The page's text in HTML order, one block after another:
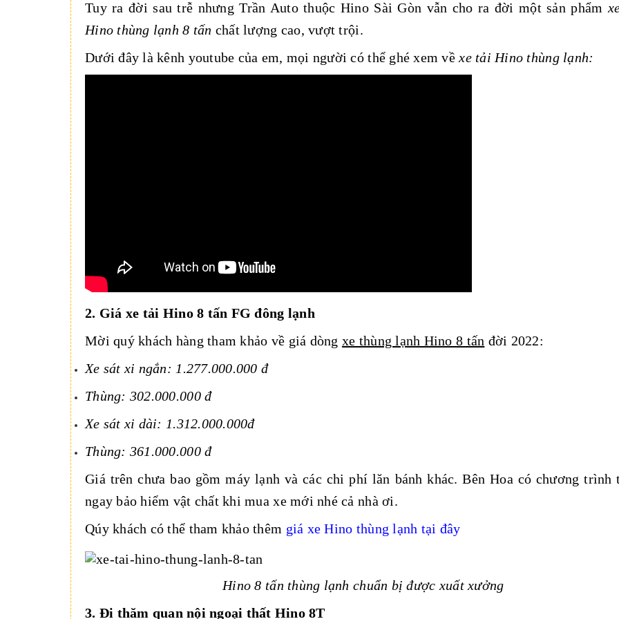
Tuy ra đời sau trễ nhưng Trần Auto thuộc Hino Sài Gòn vẫn cho ra đời một sản phẩm
Hino thùng lạnh 8 tấn chất lượng cao, vượt trội.
Dưới đây là kênh youtube của em, mọi người có thể ghé xem vềxe tải Hino thùng lạnh:
2. Giá xe tải Hino 8 tấn FG đông lạnh
Mời quý khách hàng tham khảo về giá dòng xe thùng lạnh Hino 8 tấn đời 2022:
Xe sát xi ngắn: 1.277.000.000 đ
Thùng: 302.000.000 đ
Xe sát xi dài: 1.312.000.000đ
Thùng: 361.000.000 đ
Giá trên chưa bao gồm máy lạnh và các chi phí lăn bánh khác. Bên Hoa có chương trình
ngay bảo hiểm vật chất khi mua xe mới nhé cả nhà ơi.
Qúy khách có thể tham khảo thêm giá xe Hino thùng lạnh tại đây
Hino 8 tấn thùng lạnh chuẩn bị được xuất xưởng
3. Đi thăm quan nội ngoại thất Hino 8T